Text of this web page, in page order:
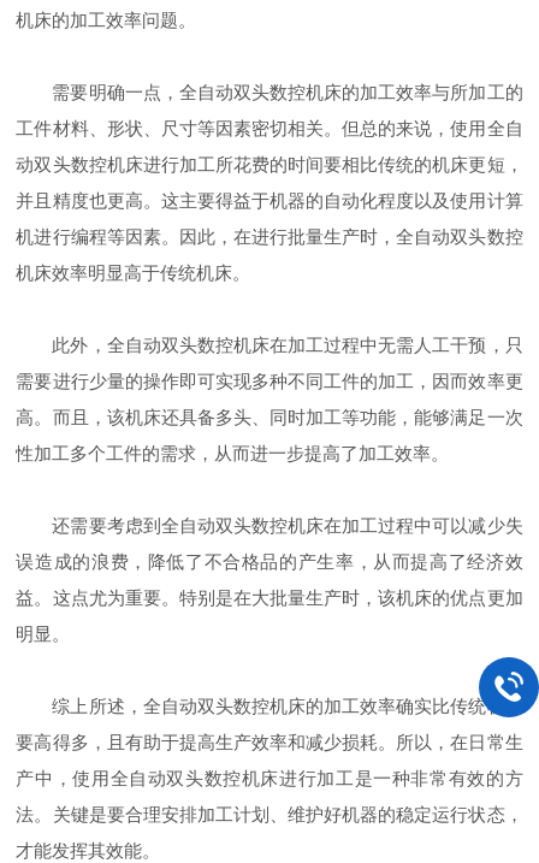
机床的加工效率问题。
需要明确一点，全自动双头数控机床的加工效率与所加工的
工件材料、形状、尺寸等因素密切相关。但总的来说，使用全自
动双头数控机床进行加工所花费的时间要相比传统的机床更短，
并且精度也更高。这主要得益于机器的自动化程度以及使用计算
机进行编程等因素。因此，在进行批量生产时，全自动双头数控
机床效率明显高于传统机床。
此外，全自动双头数控机床在加工过程中无需人工干预，只
需要进行少量的操作即可实现多种不同工件的加工，因而效率更
高。而且，该机床还具备多头、同时加工等功能，能够满足一次
性加工多个工件的需求，从而进一步提高了加工效率。
还需要考虑到全自动双头数控机床在加工过程中可以减少失
误造成的浪费，降低了不合格品的产生率，从而提高了经济效
益。这点尤为重要。特别是在大批量生产时，该机床的优点更加
明显。
综上所述，全自动双头数控机床的加工效率确实比传统机床
要高得多，且有助于提高生产效率和减少损耗。所以，在日常生
产中，使用全自动双头数控机床进行加工是一种非常有效的方
法。关键是要合理安排加工计划、维护好机器的稳定运行状态，
才能发挥其效能。